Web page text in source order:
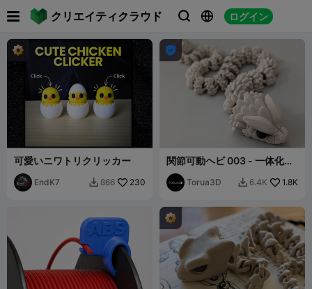
クリエイティクラウド   ログイン
 
可愛いニワトリクリッカー
EndK7  866 230

関節可動ヘビ 003 - 一体化造
形 - サポート不要 - STL
Torua3D  6.4K 1.8K